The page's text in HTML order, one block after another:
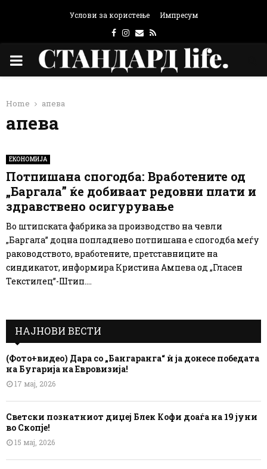
Услови за користење Импресум
Facebook
Instagram
Email
Rss
PRIMARY
Home апева
апева
ЕКОНОМИЈА
Потпишана спогодба: Вработените од
„Баргала” ќе добиваат редовни плати и
здравствено осигурување
Во штипската фабрика за производство на чевли
„Баргала” доцна попладнево потпишана е спогодба меѓу
раководството, вработените, претставниците на
синдикатот, информира Кристина Ампева од „Гласен
Текстилец”-Штип....
НАЈНОВИ ВЕСТИ
(Фото+видео) Дара со „Бангаранга“ ѝ ја донесе победата
на Бугарија на Евровизија!
17 мај, 2026
Светски познатниот диџеј Блек Кофи доаѓа на 19 јуни
во Скопје!
15 мај, 2026